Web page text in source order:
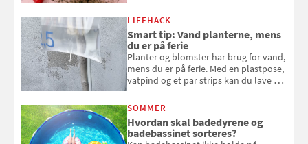
kan bruge dine hindbær i alt fra
bagværk og salater til is og syltning.
LIFEHACK
Smart tip: Vand planterne, mens
du er på ferie
Planter og blomster har brug for vand,
mens du er på ferie. Med en plastpose,
vatpind og et par strips kan du lave dit
at bede naboen om at vande eller
komme hjem til døde planter
SOMMER
Hvordan skal badedyrene og
badebassinet sorteres?